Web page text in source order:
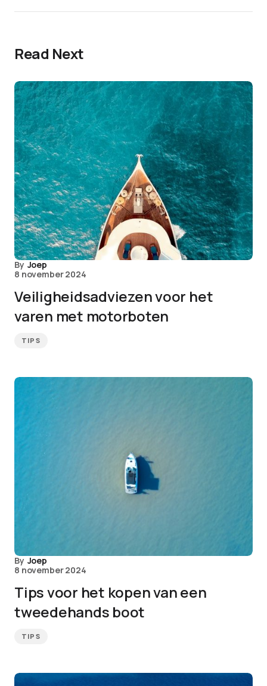
Read Next
By Joep
8 november 2024
Veiligheidsadviezen voor het
varen met motorboten
TIPS
By Joep
8 november 2024
Tips voor het kopen van een
tweedehands boot
TIPS